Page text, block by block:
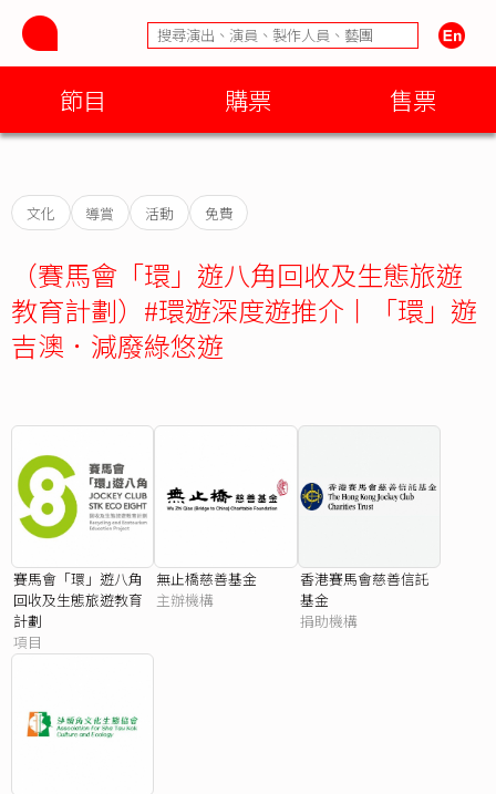
節目 購票 售票
文化 導賞 活動 免費
（賽馬會「環」遊八角回收及生態旅遊
教育計劃）#環遊深度遊推介丨「環」遊
吉澳．減廢綠悠遊
賽馬會「環」遊八角
回收及生態旅遊教育
計劃
項目
無止橋慈善基金
主辦機構
香港賽馬會慈善信託
基金
捐助機構